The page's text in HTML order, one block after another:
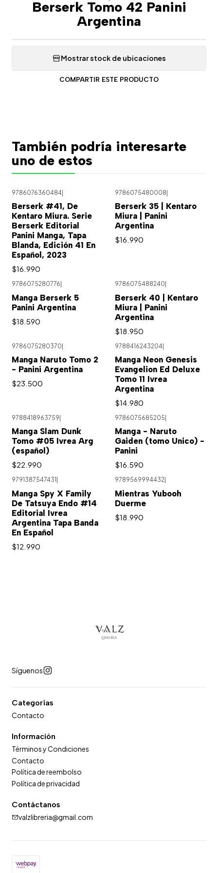
Berserk Tomo 42 Panini
Argentina
Mostrar stock de ubicaciones
COMPARTIR ESTE PRODUCTO
También podría interesarte
uno de estos
9786076360484
Berserk #41, De
Kentaro Miura. Serie
Berserk Editorial
Panini Manga, Tapa
Blanda, Edición 41 En
Español, 2023
$16.990
9786075480008
Berserk 35 | Kentaro
Miura | Panini
Argentina
$16.990
9786075280776
Manga Berserk 5
Panini Argentina
$18.590
9786075488240
Berserk 40 | Kentaro
Miura | Panini
Argentina
$18.950
9786075280370|
Manga Naruto Tomo 2
- Panini Argentina
$23.500
9788416243204|
Manga Neon Genesis
Evangelion Ed Deluxe
Tomo 11 Ivrea
Argentina
$14.980
9788418963759
Manga Slam Dunk
Tomo #05 Ivrea Arg
(español)
$22.990
9786075685205
Manga - Naruto
Gaiden (tomo Unico) -
Panini
$16.590
9791387547431
Manga Spy X Family
De Tatsuya Endo #14
Editorial Ivrea
Argentina Tapa Banda
En Español
$12.990
9789569994432
Mientras Yubooh
Duerme
$18.990
Síguenos
Categorías
Contacto
Información
Términos y Condiciones
Contacto
Política de reembolso
Política de privacidad
Contáctanos
valzlibreria@gmail.com